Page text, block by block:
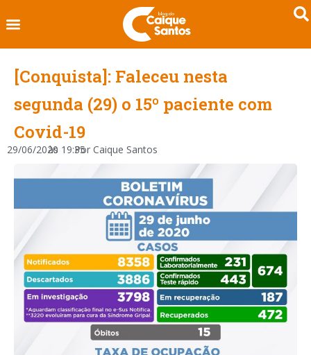
[Conquista]: Faleceu nesta
segunda (29) o 15º paciente com
Covid-19
29/06/2020
às 19:35
Por Caique Santos